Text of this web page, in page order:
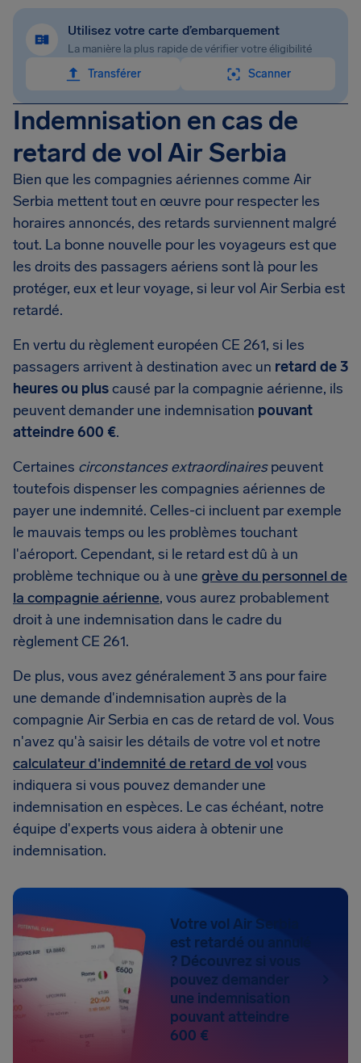
Utilisez votre carte d’embarquement
La manière la plus rapide de vérifier votre éligibilité
Transférer
Scanner
Indemnisation en cas de
retard de vol Air Serbia
Bien que les compagnies aériennes comme Air
Serbia mettent tout en œuvre pour respecter les
horaires annoncés, des retards surviennent malgré
tout. La bonne nouvelle pour les voyageurs est que
les droits des passagers aériens sont là pour les
protéger, eux et leur voyage, si leur vol Air Serbia est
retardé.
En vertu du règlement européen CE 261, si les
passagers arrivent à destination avec un retard de 3
heures ou pluscausé par la compagnie aérienne, ils
peuvent demander une indemnisation pouvant
atteindre 600 €.
Certaines circonstances extraordinairespeuvent
toutefois dispenser les compagnies aériennes de
payer une indemnité. Celles-ci incluent par exemple
le mauvais temps ou les problèmes touchant
l'aéroport. Cependant, si le retard est dû à un
problème technique ou à une grève du personnel de
la compagnie aérienne, vous aurez probablement
droit à une indemnisation dans le cadre du
règlement CE 261.
De plus, vous avez généralement 3 ans pour faire
une demande d'indemnisation auprès de la
compagnie Air Serbia en cas de retard de vol. Vous
n'avez qu'à saisir les détails de votre vol et notre
calculateur d'indemnité de retard de vol vous
indiquera si vous pouvez demander une
indemnisation en espèces. Le cas échéant, notre
équipe d'experts vous aidera à obtenir une
indemnisation.
Votre vol Air Serbia
est retardé ou annulé
? Découvrez si vous
pouvez demander
une indemnisation
pouvant atteindre
600 €